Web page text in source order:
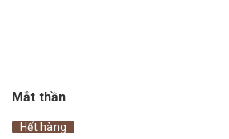
Mắt thần
Hết hàng